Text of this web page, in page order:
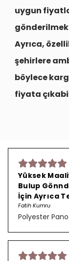
uygun
Ayrıca,
şehirlere
böylece
fiyata
Yüksek
Bulup
İçin Ayrıca
Fatih Kumru
Polyester